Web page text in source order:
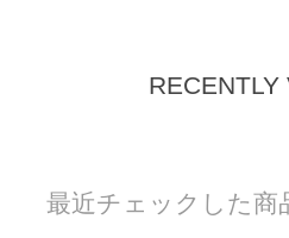
RECENTLY
最近チェックした商